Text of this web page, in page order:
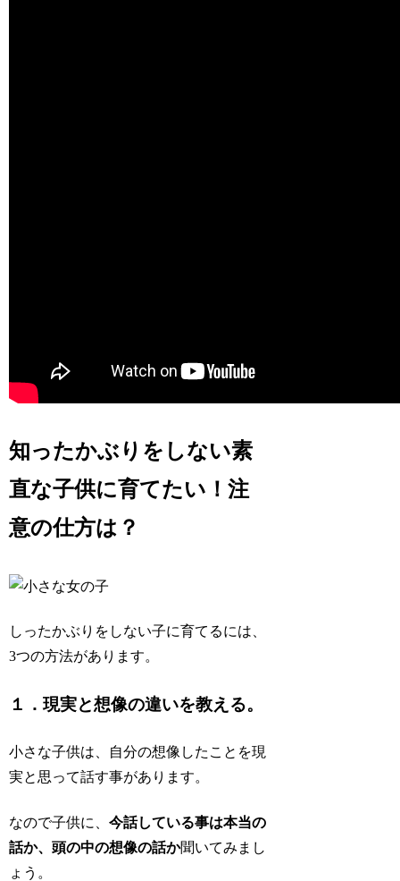
知ったかぶりをしない素
直な子供に育てたい！注
意の仕方は？
しったかぶりをしない子に育てるには、
3つの方法があります。
１．現実と想像の違いを教える。
小さな子供は、自分の想像したことを現
実と思って話す事があります。
なので子供に、今話している事は本当の
話か、頭の中の想像の話か聞いてみまし
ょう。